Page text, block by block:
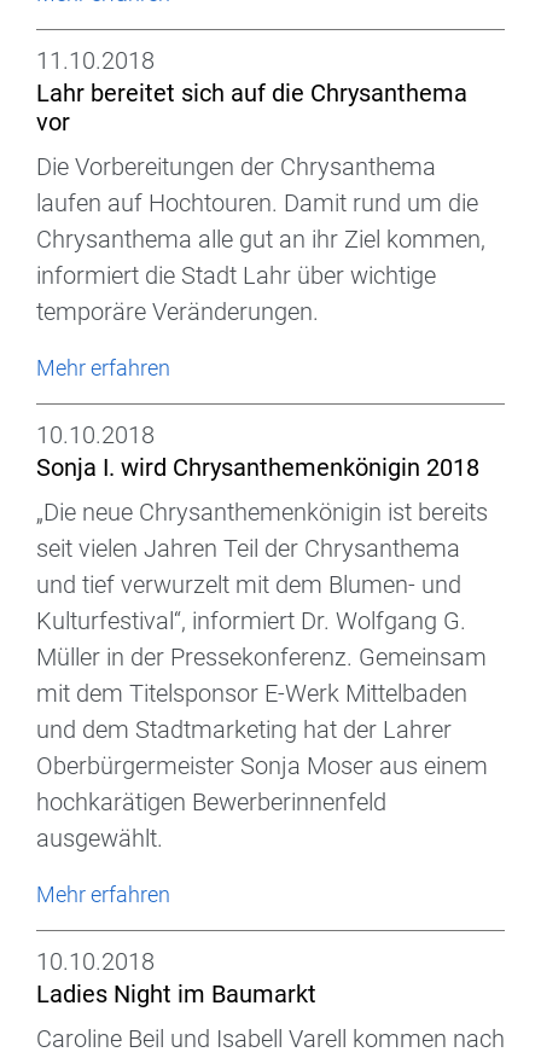
11.10.2018
Lahr bereitet sich auf die Chrysanthema
vor
Die Vorbereitungen der Chrysanthema
laufen auf Hochtouren. Damit rund um die
Chrysanthema alle gut an ihr Ziel kommen,
informiert die Stadt Lahr über wichtige
temporäre Veränderungen.
Mehr erfahren
10.10.2018
Sonja I. wird Chrysanthemenkönigin 2018
„Die neue Chrysanthemenkönigin ist bereits
seit vielen Jahren Teil der Chrysanthema
und tief verwurzelt mit dem Blumen- und
Kulturfestival“, informiert Dr. Wolfgang G.
Müller in der Pressekonferenz. Gemeinsam
mit dem Titelsponsor E-Werk Mittelbaden
und dem Stadtmarketing hat der Lahrer
Oberbürgermeister Sonja Moser aus einem
hochkarätigen Bewerberinnenfeld
ausgewählt.
Mehr erfahren
10.10.2018
Ladies Night im Baumarkt
Caroline Beil und Isabell Varell kommen nach